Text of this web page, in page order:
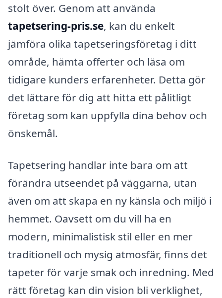
stolt över. Genom att använda
tapetsering-pris.se, kan du enkelt
jämföra olika tapetseringsföretag i ditt
område, hämta offerter och läsa om
tidigare kunders erfarenheter. Detta gör
det lättare för dig att hitta ett pålitligt
företag som kan uppfylla dina behov och
önskemål.
Tapetsering handlar inte bara om att
förändra utseendet på väggarna, utan
även om att skapa en ny känsla och miljö i
hemmet. Oavsett om du vill ha en
modern, minimalistisk stil eller en mer
traditionell och mysig atmosfär, finns det
tapeter för varje smak och inredning. Med
rätt företag kan din vision bli verklighet,